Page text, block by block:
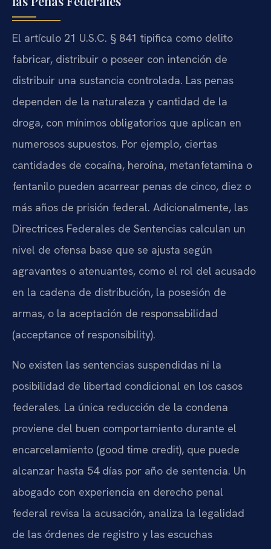
El artículo 21 U.S.C. § 841 tipifica como delito
fabricar, distribuir o poseer con intención de
distribuir una sustancia controlada. Las penas
dependen de la naturaleza y cantidad de la
droga, con mínimos obligatorios que aplican en
numerosos supuestos. Por ejemplo, ciertas
cantidades de cocaína, heroína, metanfetamina o
fentanilo pueden acarrear penas de cinco, diez o
más años de prisión federal. Adicionalmente, las
Directrices Federales de Sentencias calculan un
nivel de ofensa base que se ajusta según
agravantes o atenuantes, como el rol del acusado
en la cadena de distribución, la posesión de
armas, o la aceptación de responsabilidad
(acceptance of responsibility).
No existen las sentencias suspendidas ni la
posibilidad de libertad condicional en los casos
federales. La única reducción de la condena
proviene del buen comportamiento durante el
encarcelamiento (good time credit), que puede
alcanzar hasta 54 días por año de sentencia. Un
abogado con experiencia en derecho penal
federal revisa la acusación, analiza la legalidad
de las órdenes de registro y las escuchas